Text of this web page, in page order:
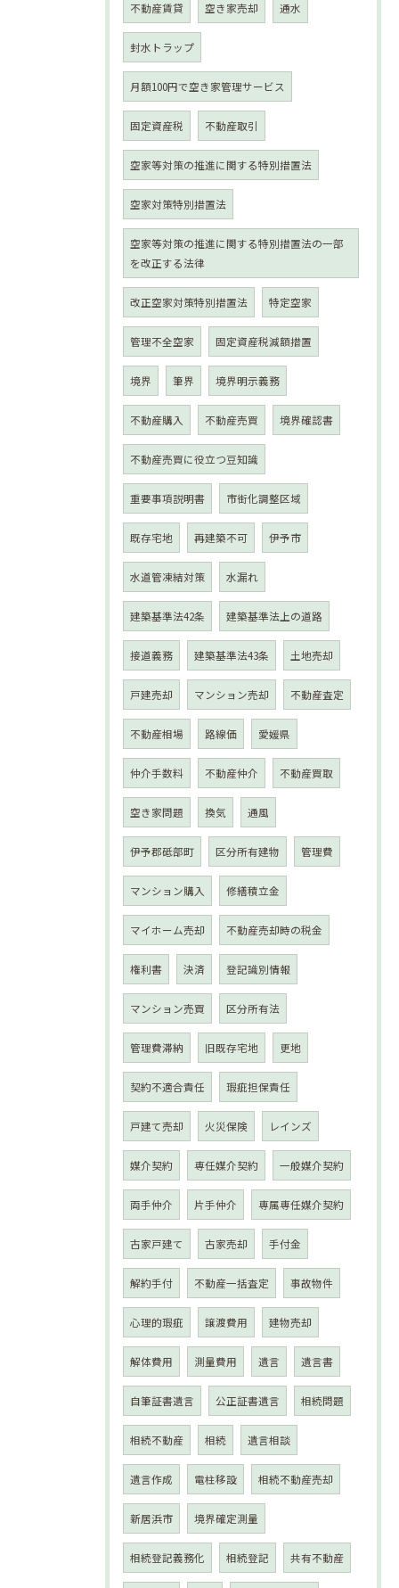
不動産賃貸 空き家売却 通水
封水トラップ
月額100円で空き家管理サービス
固定資産税 不動産取引
空家等対策の推進に関する特別措置法
空家対策特別措置法
空家等対策の推進に関する特別措置法の一部
を改正する法律
改正空家対策特別措置法 特定空家
管理不全空家 固定資産税減額措置
境界 筆界 境界明示義務
不動産購入 不動産売買 境界確認書
不動産売買に役立つ豆知識
重要事項説明書 市街化調整区域
既存宅地 再建築不可 伊予市
水道管凍結対策 水漏れ
建築基準法42条 建築基準法上の道路
接道義務 建築基準法43条 土地売却
戸建売却 マンション売却 不動産査定
不動産相場 路線価 愛媛県
仲介手数料 不動産仲介 不動産買取
空き家問題 換気 通風
伊予郡砥部町 区分所有建物 管理費
マンション購入 修繕積立金
マイホーム売却 不動産売却時の税金
権利書 決済 登記識別情報
マンション売買 区分所有法
管理費滞納 旧既存宅地 更地
契約不適合責任 瑕疵担保責任
戸建て売却 火災保険 レインズ
媒介契約 専任媒介契約 一般媒介契約
両手仲介 片手仲介 専属専任媒介契約
古家戸建て 古家売却 手付金
解約手付 不動産一括査定 事故物件
心理的瑕疵 譲渡費用 建物売却
解体費用 測量費用 遺言 遺言書
自筆証書遺言 公正証書遺言 相続問題
相続不動産 相続 遺言相談
遺言作成 電柱移設 相続不動産売却
新居浜市 境界確定測量
相続登記義務化 相続登記 共有不動産